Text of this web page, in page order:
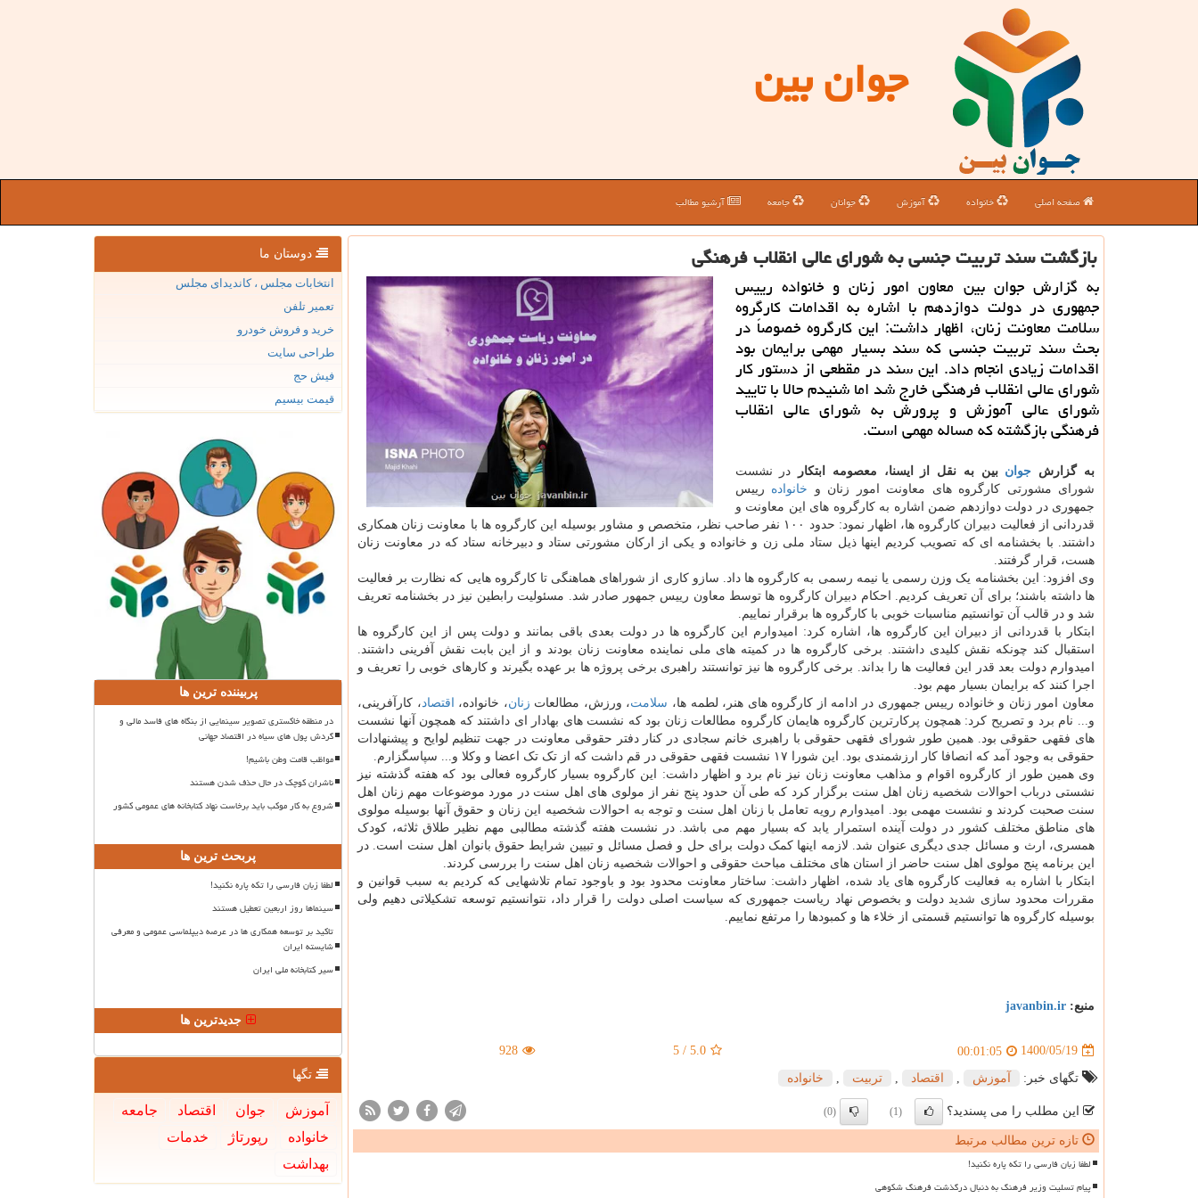
جوان بین
صفحه اصلی خانواده آموزش جوانان جامعه آرشیو مطالب
بازگشت سند تربیت جنسی به شورای عالی انقلاب فرهنگی
به گزارش جوان بین معاون امور زنان و خانواده رییس
جمهوری در دولت دوازدهم با اشاره به اقدامات کارگروه
سلامت معاونت زنان، اظهار داشت: این کارگروه خصوصاً در
بحث سند تربیت جنسی که سند بسیار مهمی برایمان بود
اقدامات زیادی انجام داد. این سند در مقطعی از دستور کار
شورای عالی انقلاب فرهنگی خارج شد اما شنیدم حالا با تایید
شورای عالی آموزش و پرورش به شورای عالی انقلاب
فرهنگی بازگشته که مساله مهمی است.
به گزارش جوان بین به نقل از ایسنا، معصومه ابتکار در نشست
شورای مشورتی کارگروه های معاونت امور زنان و خانواده رییس
جمهوری در دولت دوازدهم ضمن اشاره به کارگروه های این معاونت و
قدردانی از فعالیت دبیران کارگروه ها، اظهار نمود: حدود ۱۰۰ نفر صاحب نظر، متخصص و مشاور بوسیله این کارگروه ها با معاونت زنان همکاری
داشتند. با بخشنامه ای که تصویب کردیم اینها ذیل ستاد ملی زن و خانواده و یکی از ارکان مشورتی ستاد و دبیرخانه ستاد که در معاونت زنان
هست، قرار گرفتند.
وی افزود: این بخشنامه یک وزن رسمی یا نیمه رسمی به کارگروه ها داد. سازو کاری از شوراهای هماهنگی تا کارگروه هایی که نظارت بر فعالیت
ها داشته باشند؛ برای آن تعریف کردیم. احکام دبیران کارگروه ها توسط معاون رییس جمهور صادر شد. مسئولیت رابطین نیز در بخشنامه تعریف
شد و در قالب آن توانستیم مناسبات خوبی با کارگروه ها برقرار نماییم.
ابتکار با قدردانی از دبیران این کارگروه ها، اشاره کرد: امیدوارم این کارگروه ها در دولت بعدی باقی بمانند و دولت پس از این کارگروه ها
استقبال کند چونکه نقش کلیدی داشتند. برخی کارگروه ها در کمیته های ملی نماینده معاونت زنان بودند و از این بابت نقش آفرینی داشتند.
امیدوارم دولت بعد قدر این فعالیت ها را بداند. برخی کارگروه ها نیز توانستند راهبری برخی پروژه ها بر عهده بگیرند و کارهای خوبی را تعریف و
اجرا کنند که برایمان بسیار مهم بود.
معاون امور زنان و خانواده رییس جمهوری در ادامه از کارگروه های هنر، لطمه ها، سلامت، ورزش، مطالعات زنان، خانواده، اقتصاد، کارآفرینی،
و... نام برد و تصریح کرد: همچون پرکارترین کارگروه هایمان کارگروه مطالعات زنان بود که نشست های بهادار ای داشتند که همچون آنها نشست
های فقهی حقوقی بود. همین طور شورای فقهی حقوقی با راهبری خانم سجادی در کنار دفتر حقوقی معاونت در جهت تنظیم لوایح و پیشنهادات
حقوقی به وجود آمد که انصافا کار ارزشمندی بود. این شورا ۱۷ نشست فقهی حقوقی در قم داشت که از تک تک اعضا و وکلا و... سپاسگزارم.
وی همین طور از کارگروه اقوام و مذاهب معاونت زنان نیز نام برد و اظهار داشت: این کارگروه بسیار کارگروه فعالی بود که هفته گذشته نیز
نشستی درباب احوالات شخصیه زنان اهل سنت برگزار کرد که طی آن حدود پنج نفر از مولوی های اهل سنت در مورد موضوعات مهم زنان اهل
سنت صحبت کردند و نشست مهمی بود. امیدوارم رویه تعامل با زنان اهل سنت و توجه به احوالات شخصیه این زنان و حقوق آنها بوسیله مولوی
های مناطق مختلف کشور در دولت آینده استمرار یابد که بسیار مهم می باشد. در نشست هفته گذشته مطالبی مهم نظیر طلاق ثلاثه، کودک
همسری، ارث و مسائل جدی دیگری عنوان شد. لازمه اینها کمک دولت برای حل و فصل مسائل و تبیین شرایط حقوق بانوان اهل سنت است. در
این برنامه پنج مولوی اهل سنت حاضر از استان های مختلف مباحث حقوقی و احوالات شخصیه زنان اهل سنت را بررسی کردند.
ابتکار با اشاره به فعالیت کارگروه های یاد شده، اظهار داشت: ساختار معاونت محدود بود و باوجود تمام تلاشهایی که کردیم به سبب قوانین و
مقررات محدود سازی شدید دولت و بخصوص نهاد ریاست جمهوری که سیاست اصلی دولت را قرار داد، نتوانستیم توسعه تشکیلاتی دهیم ولی
بوسیله کارگروه ها توانستیم قسمتی از خلاء ها و کمبودها را مرتفع نماییم.
منبع: javanbin.ir
1400/05/19
00:01:05
5.0
/
5
928
تگهای خبر: آموزش اقتصاد تربیت خانواده
این مطلب را می پسندید؟ (1)
(0)
تازه ترین مطالب مرتبط
لطفا زبان فارسی را تکه پاره نکنید!
پیام تسلیت وزیر فرهنگ به دنبال درگذشت فرهنگ شکوهی
دوستان ما
انتخابات مجلس ، کاندیدای مجلس
تعمیر تلفن
خرید و فروش خودرو
طراحی سایت
فیش حج
قیمت بیسیم
پربیننده ترین ها
در منطقه خاکستری تصویر سینمایی از بنگاه های فاسد مالی و
گردش پول های سیاه در اقتصاد جهانی
مواظب قامت وطن باشیم!
ناشران کوچک در حال حذف شدن هستند
شروع به کار موکب باید برخاست نهاد کتابخانه های عمومی کشور
پربحث ترین ها
لطفا زبان فارسی را تکه پاره نکنید!
سینماها روز اربعین تعطیل هستند
تاکید بر توسعه همکاری ها در عرصه دیپلماسی عمومی و معرفی
شایسته ایران
سیر کتابخانه ملی ایران
جدیدترین ها
تگها
آموزش جوان اقتصاد
جامعه
خانواده
رپورتاژ
خدمات
بهداشت